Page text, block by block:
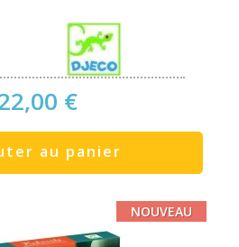
€
au panier
NOUVEAU